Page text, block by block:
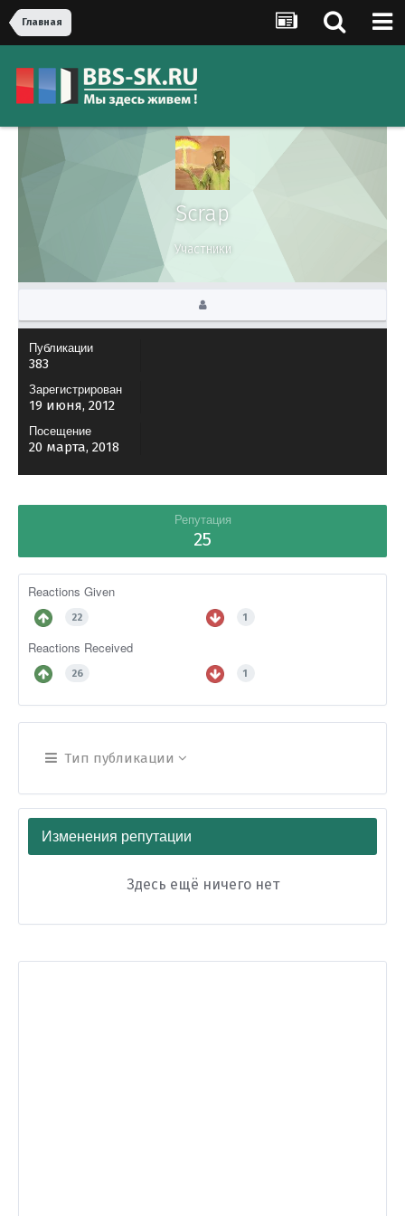
Главная
Scrap
Участники
Публикации
383
Зарегистрирован
19 июня, 2012
Посещение
20 марта, 2018
Репутация
25
Reactions Given
22 1
Reactions Received
26 1
Тип публикации
Изменения репутации
Здесь ещё ничего нет